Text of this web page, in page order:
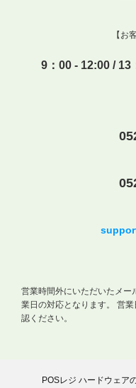
【お
9：00 - 12:00 /
営業時間外にいただいたメー
業日の対応となります。
営業
認ください。
POSレジ ハードウェア